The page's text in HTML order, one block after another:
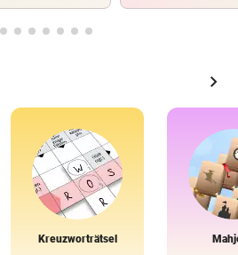
chevron_right
Kreuzworträtsel